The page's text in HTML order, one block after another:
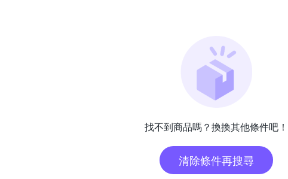
找不到商品嗎？換換其他條件吧！
清除條件再搜尋